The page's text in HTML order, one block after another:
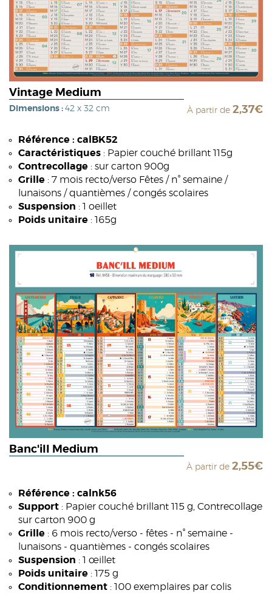
Vintage Medium
Dimensions : 42 x 32 cm À partir de 2,37€
Référence : calBK52
Caractéristiques : Papier couché brillant 115g
Contrecollage : sur carton 900g
Grille : 7 mois recto/verso Fêtes / n° semaine /
lunaisons / quantièmes / congés scolaires
Suspension : 1 oeillet
Poids unitaire : 165g
Banc'ill Medium
À partir de 2,55€
Référence : calnk56
Support : Papier couché brillant 115 g, Contrecollage
sur carton 900 g
Grille : 6 mois recto/verso - fêtes - n° semaine -
lunaisons - quantièmes - congés scolaires
Suspension : 1 œillet
Poids unitaire : 175 g
Conditionnement : 100 exemplaires par colis